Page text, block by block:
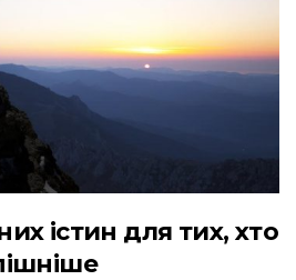
істин для тих, хто